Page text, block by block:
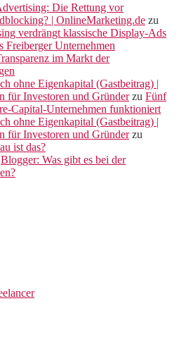
Die Rettung vor
| OnlineMarketing.de zu
verdrängt klassische Display-Ads
Freiberger Unternehmen
im Markt der
ohne Eigenkapital (Gastbeitrag) |
für Investoren und Gründerzu Fünf
Capital-Unternehmen funktioniert
ohne Eigenkapital (Gastbeitrag) |
für Investoren und Gründerzu
ist das?
Blogger: Was gibt es bei der